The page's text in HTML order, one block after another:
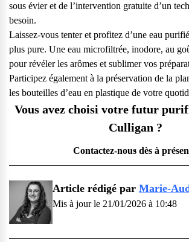
sous évier et de l’intervention gratuite d’un
besoin.
Laissez-vous tenter et profitez d’une eau
plus pure. Une eau microfiltrée, inodore, au
pour révéler les arômes et sublimer vos
Participez également à la préservation de la
les bouteilles d’eau en plastique de votre
Vous avez choisi votre futur
Culligan ?
Contactez-nous dès à
Article rédigé par Marie-
Mis à jour le 21/01/2026 à 10:48